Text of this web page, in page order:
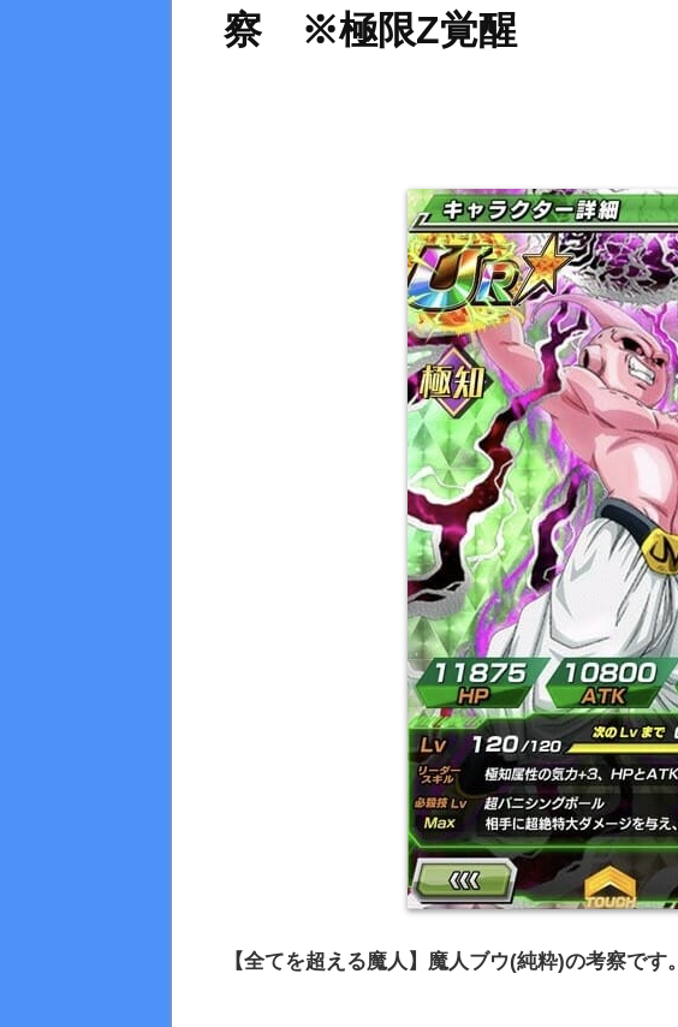
察 ※極限Z覚醒
【全てを超える魔人】魔人ブウ(純粋)の考察です。